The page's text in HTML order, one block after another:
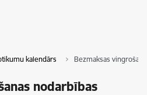
kalendārs Bezmaksas
nodarbības